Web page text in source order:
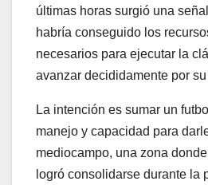
últimas horas surgió una
habría conseguido los
necesarios para ejecutar la
avanzar decididamente por
La intención es sumar un
manejo y capacidad para
mediocampo, una zona
logró consolidarse durante la